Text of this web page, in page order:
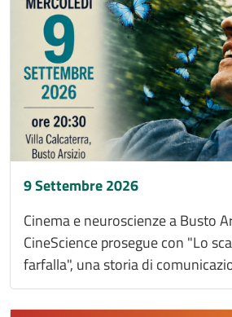
9 Settembre 2026
Cinema e neuroscienze a Busto
CineScience prosegue con "Lo
farfalla", una storia di